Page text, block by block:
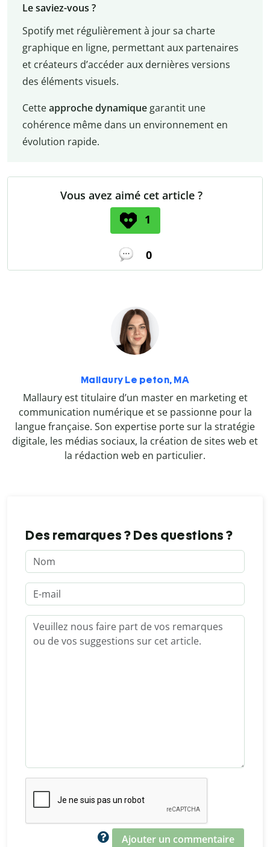
Le saviez-vous ?
Spotify met régulièrement à jour sa charte
graphique en ligne, permettant aux partenaires
et créateurs d’accéder aux dernières versions
des éléments visuels.
Cetteapproche dynamiquegarantit une
cohérence même dans un environnement en
évolution rapide.
Vous avez aimé cet article ?
1
0
Mallaury Le peton, MA
Mallaury est titulaire d’un master en marketing et
communication numérique et se passionne pour la
langue française. Son expertise porte sur la stratégie
digitale, les médias sociaux, la création de sites web et
la rédaction web en particulier.
Des remarques ? Des questions ?
Ajouter un commentaire